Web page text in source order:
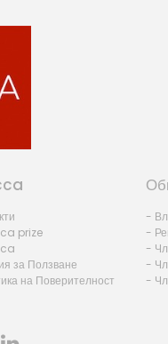
prize
за Ползване
на Поверителност
-
-
-
-
-